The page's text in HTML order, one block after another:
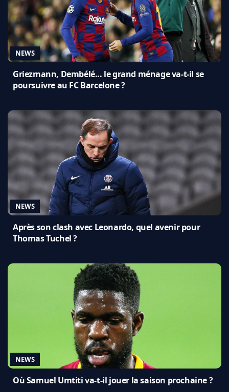
NEWS
Griezmann, Dembélé... le grand ménage va-t-il se
poursuivre au FC Barcelone ?
NEWS
Après son clash avec Leonardo, quel avenir pour
Thomas Tuchel ?
NEWS
Où Samuel Umtiti va-t-il jouer la saison prochaine ?